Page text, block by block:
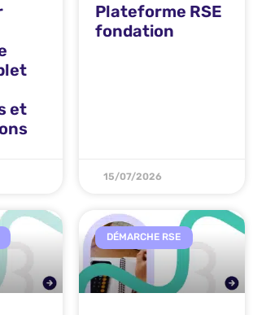
et
Plateforme RSE
fondation
15/07/2026
DÉMARCHE RSE